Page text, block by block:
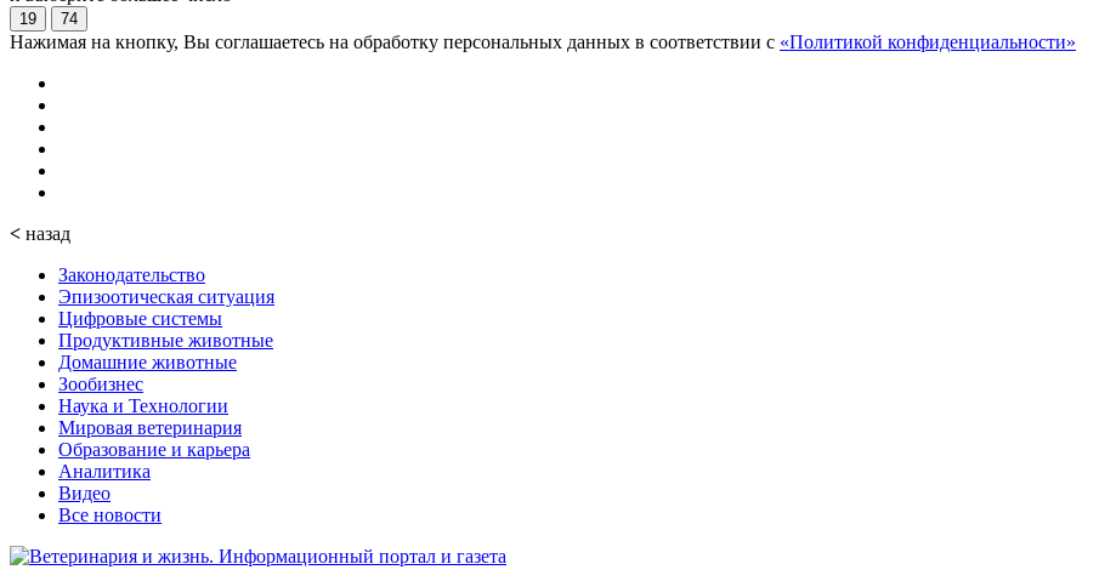
19 74
Нажимая на кнопку, Вы соглашаетесь на обработку персональных данных в соответствии с «Политикой конфиденциальности»
< назад
Законодательство
Эпизоотическая ситуация
Цифровые системы
Продуктивные животные
Домашние животные
Зообизнес
Наука и Технологии
Мировая ветеринария
Образование и карьера
Аналитика
Видео
Все новости